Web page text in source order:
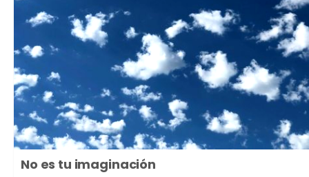
No es tu imaginación